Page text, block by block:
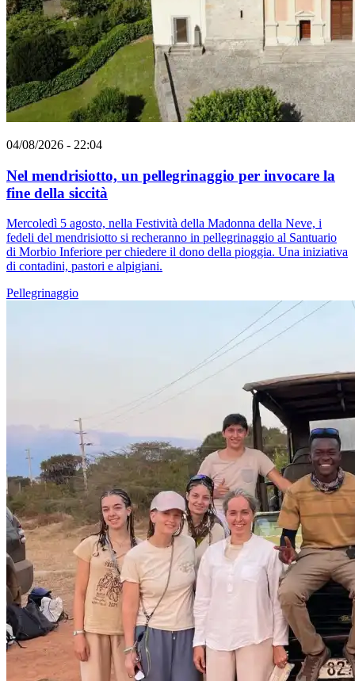
04/08/2026 - 22:04
Nel mendrisiotto, un pellegrinaggio per invocare la
fine della siccità
Mercoledì 5 agosto, nella Festività della Madonna della Neve, i
fedeli del mendrisiotto si recheranno in pellegrinaggio al Santuario
di Morbio Inferiore per chiedere il dono della pioggia. Una iniziativa
di contadini, pastori e alpigiani.
Pellegrinaggio